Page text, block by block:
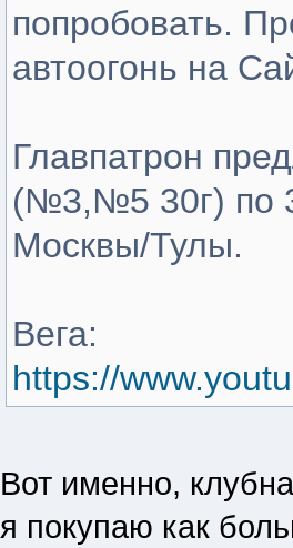
попробовать.
автоогонь на
Главпатрон
(№3,№5 30г) по
Москвы/Тулы.
Вега:
https://
Вот именно,
я покупаю как